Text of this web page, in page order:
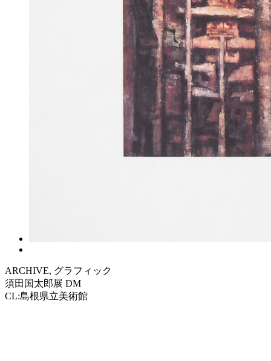
ARCHIVE, グラフィック
須田国太郎展 DM
CL:島根県立美術館